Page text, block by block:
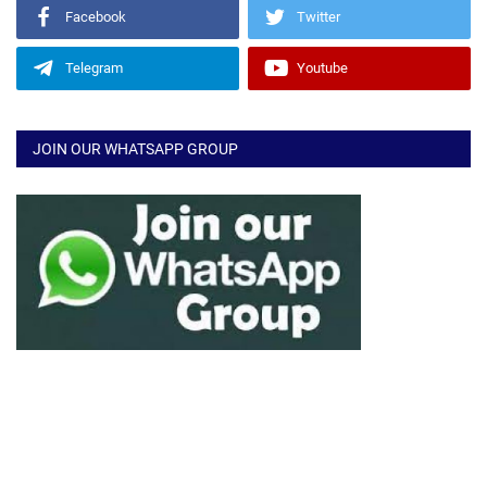
Facebook Twitter
Telegram Youtube
JOIN OUR WHATSAPP GROUP